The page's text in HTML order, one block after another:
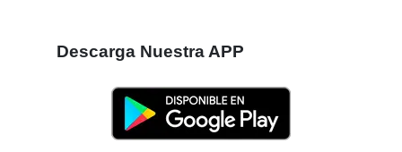
Descarga Nuestra APP